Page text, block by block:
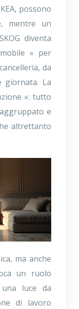
possono
mentre un
diventa
» per
da
giornata. La
»: tutto
e
altrettanto
ma anche
un ruolo
luce da
di lavoro